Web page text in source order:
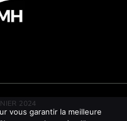
2024
vous garantir la meilleure